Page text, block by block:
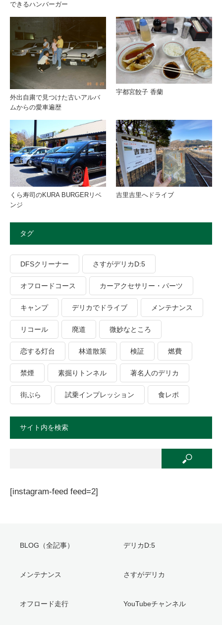
できるハンバーガー
外出自粛で見つけた古いアルバ
ムからの愛車遍歴
宇都宮餃子 香蘭
くら寿司のKURA BURGERリベ
ンジ
吉里吉里へドライブ
タグ
DFSクリーナー さすがデリカD:5
オフロードコース カーアクセサリー・パーツ
キャンプ デリカでドライブ メンテナンス
リコール 廃道 微妙なところ
恋する灯台 林道散策 検証 燃費
禁煙 素掘りトンネル 著名人のデリカ
街ぶら 試乗インプレッション 食レポ
サイト内を検索
[instagram-feed feed=2]
BLOG（全記事） デリカD:5
メンテナンス さすがデリカ
オフロード走行 YouTubeチャンネル